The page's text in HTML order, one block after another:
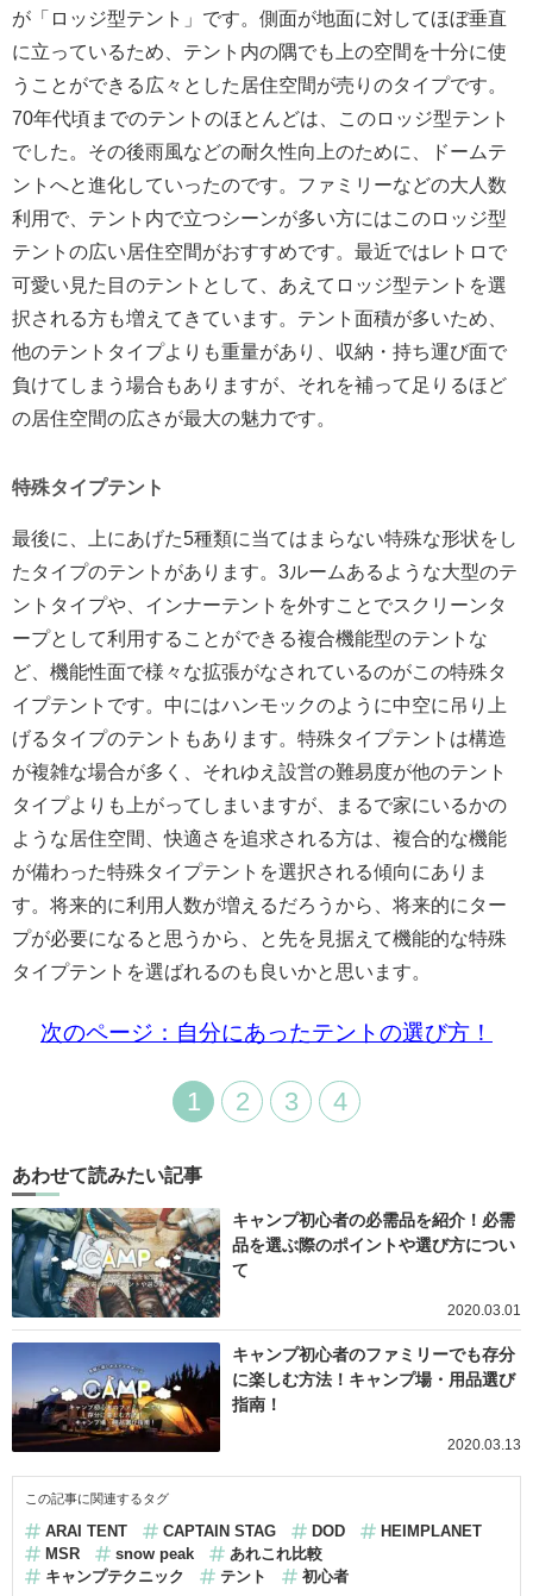
が「ロッジ型テント」です。側面が地面に対してほぼ垂直
に立っているため、テント内の隅でも上の空間を十分に使
うことができる広々とした居住空間が売りのタイプです。
70年代頃までのテントのほとんどは、このロッジ型テント
でした。その後雨風などの耐久性向上のために、ドームテ
ントへと進化していったのです。ファミリーなどの大人数
利用で、テント内で立つシーンが多い方にはこのロッジ型
テントの広い居住空間がおすすめです。最近ではレトロで
可愛い見た目のテントとして、あえてロッジ型テントを選
択される方も増えてきています。テント面積が多いため、
他のテントタイプよりも重量があり、収納・持ち運び面で
負けてしまう場合もありますが、それを補って足りるほど
の居住空間の広さが最大の魅力です。
特殊タイプテント
最後に、上にあげた5種類に当てはまらない特殊な形状をし
たタイプのテントがあります。3ルームあるような大型のテ
ントタイプや、インナーテントを外すことでスクリーンタ
ープとして利用することができる複合機能型のテントな
ど、機能性面で様々な拡張がなされているのがこの特殊タ
イプテントです。中にはハンモックのように中空に吊り上
げるタイプのテントもあります。特殊タイプテントは構造
が複雑な場合が多く、それゆえ設営の難易度が他のテント
タイプよりも上がってしまいますが、まるで家にいるかの
ような居住空間、快適さを追求される方は、複合的な機能
が備わった特殊タイプテントを選択される傾向にありま
す。将来的に利用人数が増えるだろうから、将来的にター
プが必要になると思うから、と先を見据えて機能的な特殊
タイプテントを選ばれるのも良いかと思います。
次のページ：自分にあったテントの選び方！
1 2 3 4
あわせて読みたい記事
キャンプ初心者の必需品を紹介！必需
品を選ぶ際のポイントや選び方につい
て
2020.03.01
キャンプ初心者のファミリーでも存分
に楽しむ方法！キャンプ場・用品選び
指南！
2020.03.13
この記事に関連するタグ
ARAI TENT CAPTAIN STAG DOD
HEIMPLANET
MSR
snow peak
あれこれ比較
キャンプテクニック
テント 初心者